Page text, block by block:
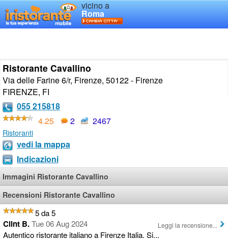
vicino a
Roma
Ristorante Cavallino
Via delle Farine 6/r, Firenze, 50122 - Firenze
FIRENZE, FI
055 215818
4.25
2 2467
Ristoranti
vedi la mappa
Indicazioni
Immagini Ristorante Cavallino
Recensioni Ristorante Cavallino
5 da 5
Clint B.Tue 06 Aug 2024
Autentico ristorante italiano a Firenze Italia. Si...
Leggi la recensione...